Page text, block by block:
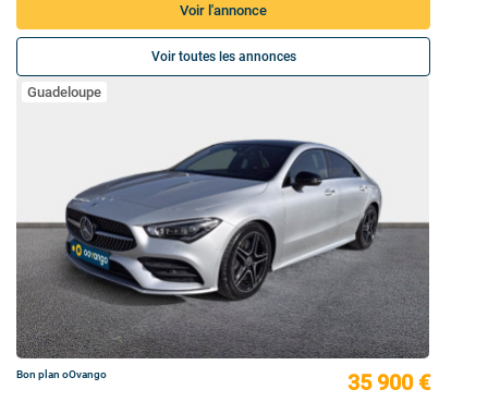
Voir l'annonce
Voir toutes les annonces
Guadeloupe
Bon plan oOvango 35 900 €